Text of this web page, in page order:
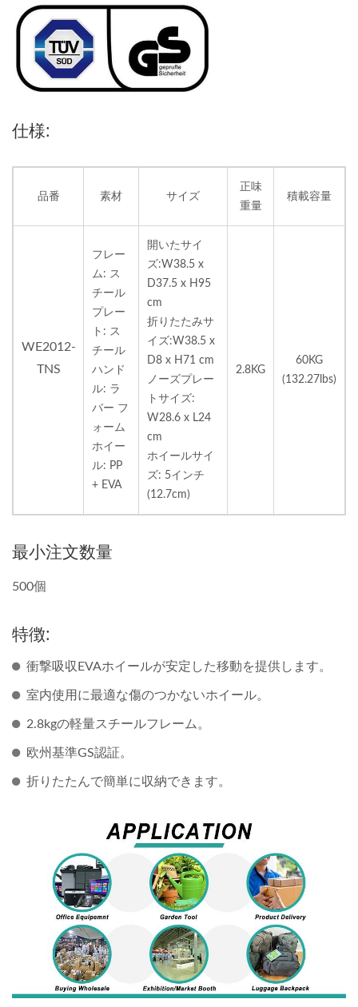
仕様:
品番 素材 サイズ
正味
重量
積載容量
WE2012-
TNS
フレー
ム: ス
チール
プレー
ト: ス
チール
ハンド
ル: ラ
バー フ
ォーム
ホイー
ル: PP
+ EVA
開いたサイ
ズ:W38.5 x
D37.5 x H95
cm
折りたたみサ
イズ:W38.5 x
D8 x H71 cm
ノーズプレー
トサイズ:
W28.6 x L24
cm
ホイールサイ
ズ: 5インチ
(12.7cm)
2.8KG
60KG
(132.27lbs)
最小注文数量
500個
特徴:
衝撃吸収EVAホイールが安定した移動を提供します。
室内使用に最適な傷のつかないホイール。
2.8kgの軽量スチールフレーム。
欧州基準GS認証。
折りたたんで簡単に収納できます。